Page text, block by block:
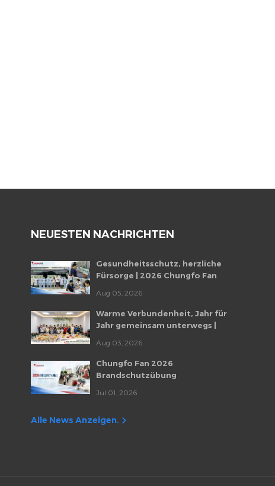
NEUESTEN NACHRICHTEN
Gesundheitsschutz, herzliche
Fürsorge | 2026 Chungfo Fan
Veranstaltung
Aug 05, 2026
Warme Verbundenheit, Jahr für
Jahr gemeinsam unterwegs |
Geburtstagsfeier von Chungfo Fan
Aug 03, 2026
Chungfo Fan 2026
Brandschutzübung
Jul 01, 2026
Alle News Anzeigen.